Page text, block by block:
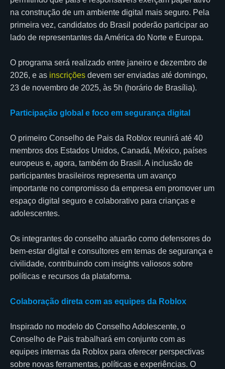
na construção de um ambiente digital mais seguro. Pela
primeira vez, candidatos do Brasil poderão participar ao
lado de representantes da América do Norte e Europa.
O programa será realizado entre janeiro e dezembro de
2026, e as inscrições devem ser enviadas até domingo,
23 de novembro de 2025, às 5h (horário de Brasília).
Participação global e foco em segurança digital
O primeiro Conselho de Pais da Roblox reunirá até 40
membros dos Estados Unidos, Canadá, México, países
europeus e, agora, também do Brasil. A inclusão de
participantes brasileiros representa um avanço
importante no compromisso da empresa em promover um
espaço digital seguro e colaborativo para crianças e
adolescentes.
Os integrantes do conselho atuarão como defensores do
bem-estar digital e consultores em temas de segurança e
civilidade, contribuindo com insights valiosos sobre
políticas e recursos da plataforma.
Colaboração direta com as equipes da Roblox
Inspirado no modelo do Conselho Adolescente, o
Conselho de Pais trabalhará em conjunto com as
equipes internas da Roblox para oferecer perspectivas
sobre novas ferramentas, políticas e experiências. O